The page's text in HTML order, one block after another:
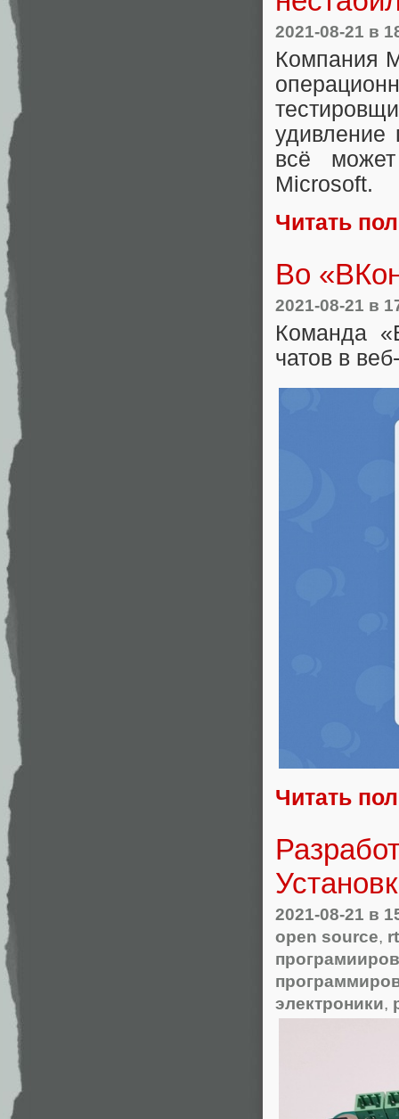
2021-08-21 в
Компания
удивление
всё
Microsoft.
Читать
Во
2021-08-21 в
Команда
чатов в
Читать
2021-08-21 в
open source,
электроники,